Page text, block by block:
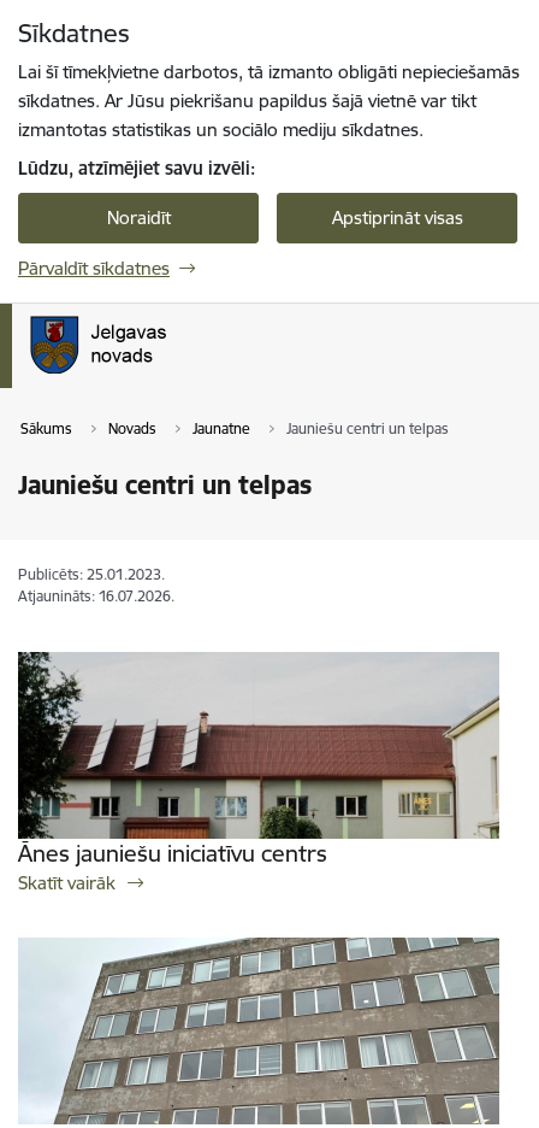
Sīkdatnes
Lai šī tīmekļvietne darbotos, tā izmanto obligāti nepieciešamās
sīkdatnes. Ar Jūsu piekrišanu papildus šajā vietnē var tikt
izmantotas statistikas un sociālo mediju sīkdatnes.
Lūdzu, atzīmējiet savu izvēli:
Noraidīt Apstiprināt visas
Pārvaldīt sīkdatnes
Sākums Novads Jaunatne Jauniešu centri un telpas
Jauniešu centri un telpas
Publicēts: 25.01.2023.
Atjaunināts: 16.07.2026.
Ānes jauniešu iniciatīvu centrs
Skatīt vairāk